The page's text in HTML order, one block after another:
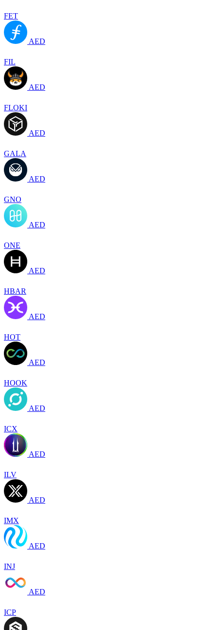
FET
AED
FIL
AED
FLOKI
AED
GALA
AED
GNO
AED
ONE
AED
HBAR
AED
HOT
AED
HOOK
AED
ICX
AED
ILV
AED
IMX
AED
INJ
AED
ICP